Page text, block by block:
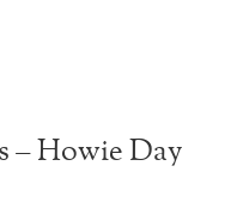
– Howie Day